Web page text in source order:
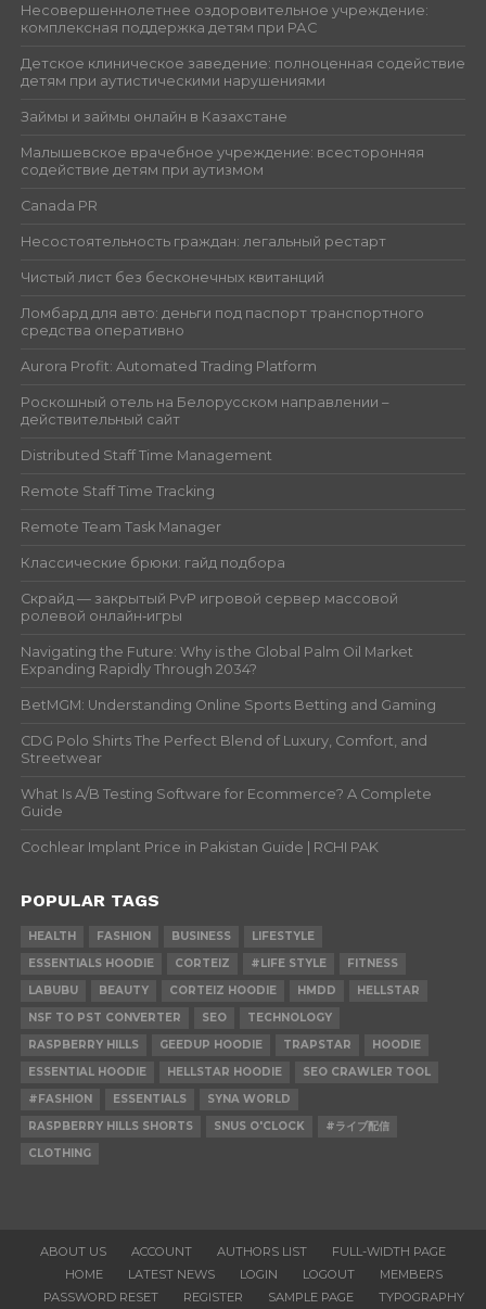
Несовершеннолетнее оздоровительное учреждение:
комплексная поддержка детям при РАС
Детское клиническое заведение: полноценная содействие
детям при аутистическими нарушениями
Займы и займы онлайн в Казахстане
Малышевское врачебное учреждение: всесторонняя
содействие детям при аутизмом
Canada PR
Несостоятельность граждан: легальный рестарт
Чистый лист без бесконечных квитанций
Ломбард для авто: деньги под паспорт транспортного
средства оперативно
Aurora Profit: Automated Trading Platform
Роскошный отель на Белорусском направлении –
действительный сайт
Distributed Staff Time Management
Remote Staff Time Tracking
Remote Team Task Manager
Классические брюки: гайд подбора
Скрайд — закрытый PvP игровой сервер массовой
ролевой онлайн‑игры
Navigating the Future: Why is the Global Palm Oil Market
Expanding Rapidly Through 2034?
BetMGM: Understanding Online Sports Betting and Gaming
CDG Polo Shirts The Perfect Blend of Luxury, Comfort, and
Streetwear
What Is A/B Testing Software for Ecommerce? A Complete
Guide
Cochlear Implant Price in Pakistan Guide | RCHI PAK
POPULAR TAGS
HEALTH FASHION BUSINESS
LIFESTYLE
ESSENTIALS HOODIE
CORTEIZ #LIFE STYLE
FITNESS
LABUBU
BEAUTY CORTEIZ HOODIE HMDD
HELLSTAR
NSF TO PST CONVERTER
SEO
TECHNOLOGY
RASPBERRY HILLS
GEEDUP HOODIE TRAPSTAR
HOODIE
ESSENTIAL HOODIE
HELLSTAR HOODIE
SEO CRAWLER TOOL
#FASHION
ESSENTIALS
SYNA WORLD
RASPBERRY HILLS SHORTS
SNUS O'CLOCK
#ライブ配信
CLOTHING
ABOUT US ACCOUNT AUTHORS LIST
FULL-WIDTH PAGE
HOME
LATEST NEWS LOGIN LOGOUT
MEMBERS
PASSWORD RESET
REGISTER SAMPLE PAGE TYPOGRAPHY